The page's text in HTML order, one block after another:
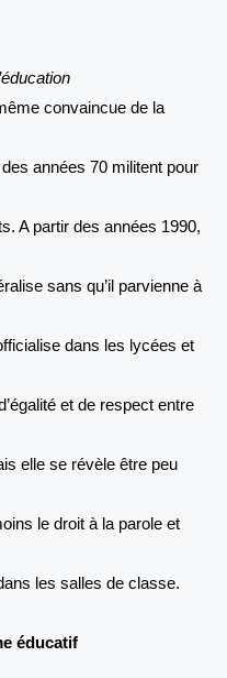
convaincue de la
années 70 militent pour
A partir des années 1990,
sans qu’il parvienne à
dans les lycées et
et de respect entre
elle se révèle être peu
le droit à la parole et
les salles de classe.
éducatif